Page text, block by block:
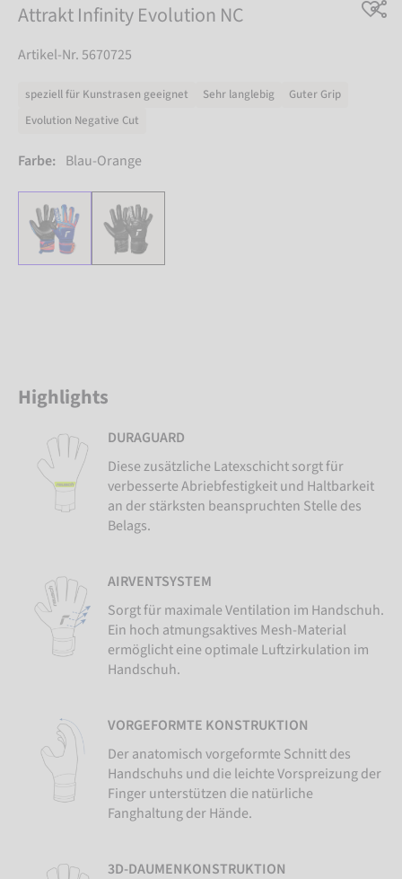
Attrakt Infinity Evolution NC
Artikel-Nr. 5670725
speziell für Kunstrasen geeignet Sehr langlebig
Guter Grip
Evolution Negative Cut
Farbe: Blau-Orange
Highlights
DURAGUARD
Diese zusätzliche Latexschicht sorgt für
verbesserte Abriebfestigkeit und Haltbarkeit
an der stärksten beanspruchten Stelle des
Belags.
AIRVENTSYSTEM
Sorgt für maximale Ventilation im Handschuh.
Ein hoch atmungsaktives Mesh-Material
ermöglicht eine optimale Luftzirkulation im
Handschuh.
VORGEFORMTE KONSTRUKTION
Der anatomisch vorgeformte Schnitt des
Handschuhs und die leichte Vorspreizung der
Finger unterstützen die natürliche
Fanghaltung der Hände.
3D-DAUMENKONSTRUKTION